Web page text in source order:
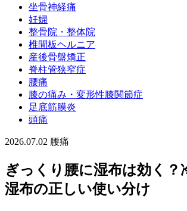
坐骨神経痛
妊婦
整骨院・整体院
椎間板ヘルニア
産後骨盤矯正
脊柱管狭窄症
腰痛
膝の痛み・変形性膝関節症
足底筋膜炎
頭痛
2026.07.02 腰痛
ぎっくり腰に湿布は効く？
湿布の正しい使い分け